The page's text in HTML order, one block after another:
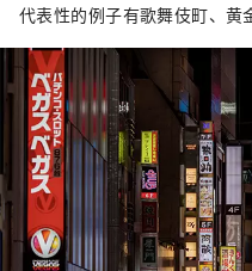
代表性的例子有歌舞伎町、黄